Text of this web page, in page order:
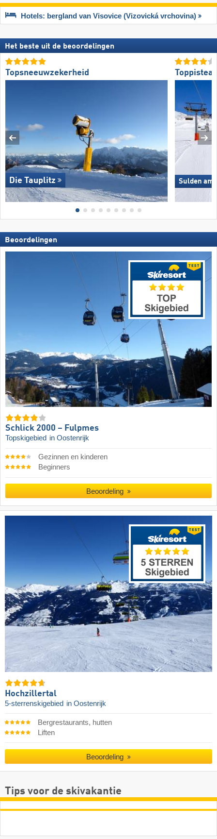
Hotels: bergland van Visovice (Vizovická vrchovina)
Het beste uit de beoordelingen
Topsneeuwzekerheid
Die Tauplitz Sulden am
Beoordelingen
Schlick 2000 – Fulpmes
Topskigebied in Oostenrijk
Gezinnen en kinderen
Beginners
Beoordeling
Hochzillertal
5-sterrenskigebied in Oostenrijk
Bergrestaurants, hutten
Liften
Beoordeling
Tips voor de skivakantie